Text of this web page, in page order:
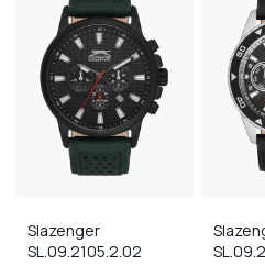
Slazenger
SL.09.2105.2.02